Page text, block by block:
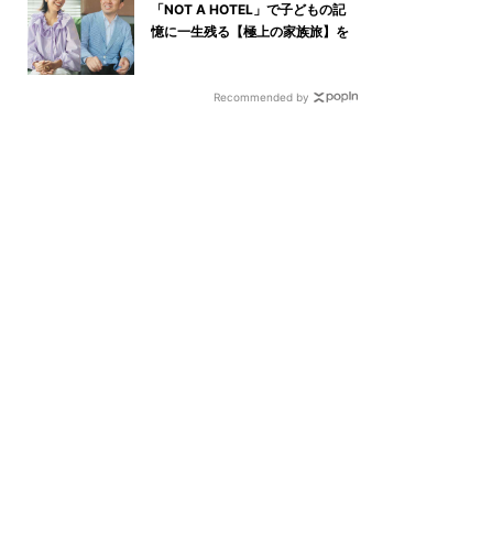
「NOT A HOTEL」で子どもの記
憶に一生残る【極上の家族旅】を
Recommended by